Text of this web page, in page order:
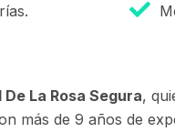
De La Rosa Segura,
más de 9 años de